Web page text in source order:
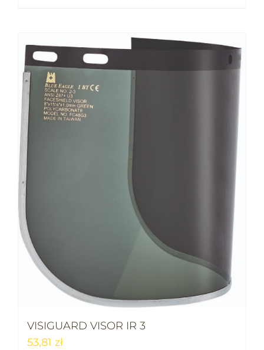
VISIGUARD VISOR IR 3
53,81 zł